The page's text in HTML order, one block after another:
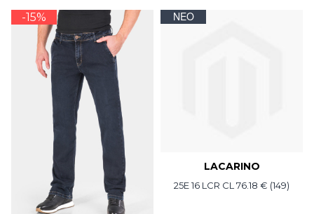
-15% ΝΈΟ
LACARINO
25E 16 LCR CL 76.18 € (149)